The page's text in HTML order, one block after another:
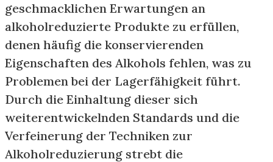
geschmacklichen Erwartungen an
alkoholreduzierte Produkte zu erfüllen,
denen häufig die konservierenden
Eigenschaften des Alkohols fehlen, was zu
Problemen bei der Lagerfähigkeit führt.
Durch die Einhaltung dieser sich
weiterentwickelnden Standards und die
Verfeinerung der Techniken zur
Alkoholreduzierung strebt die